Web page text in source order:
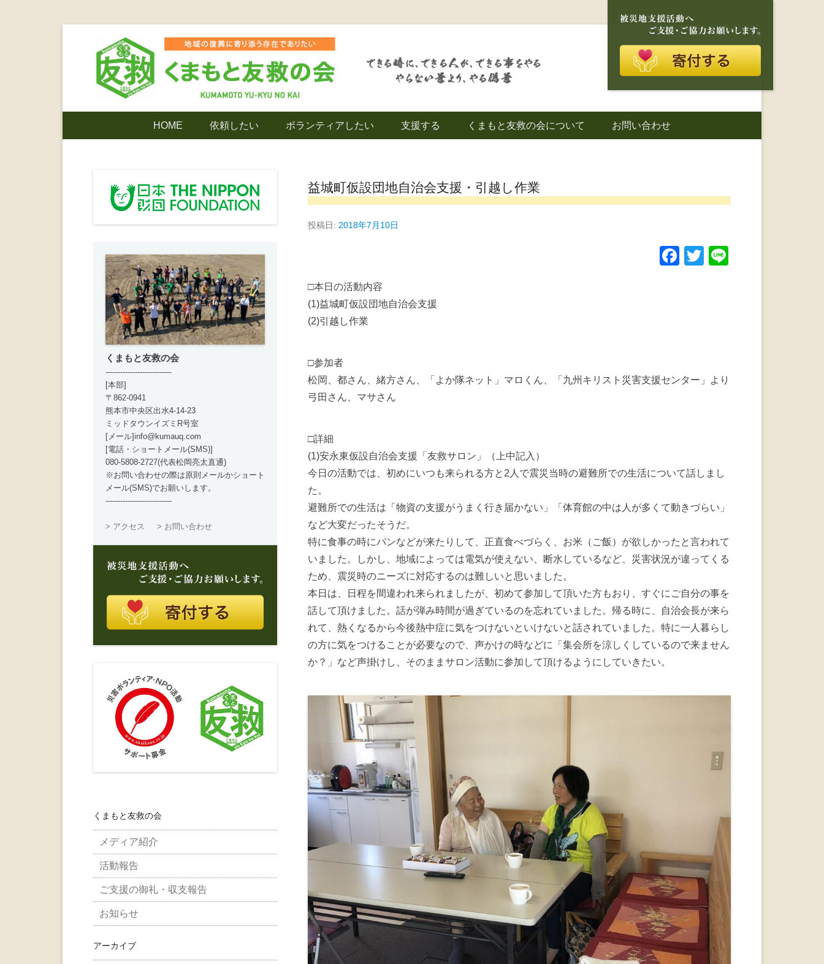
くまもと友救の会｜地域の復興に寄り添う存在
ンティア
HOME 依頼したい ボランティアしたい 支援する くまもと友救の会について お問い合わせ
益城町仮設団地自治会支援・引越し作業
投稿日: 2018年7月10日
F
o
T
□本日の活動内容
(1)益城町仮設団地自治会支援
(2)引越し作業
□参加者
松岡、都さん、緒方さん、「よか隊ネット」マロくん、「九州キリスト災害支援センター」より
弓田さん、マサさん
□詳細
(1)安永東仮設自治会支援「友救サロン」（上中記入）
今日の活動では、初めにいつも来られる方と2人で震災当時の避難所での生活について話しまし
た。
避難所での生活は「物資の支援がうまく行き届かない」「体育館の中は人が多くて動きづらい」
など大変だったそうだ。
特に食事の時にパンなどが来たりして、正直食べづらく、お米（ご飯）が欲しかったと言われて
いました。しかし、地域によっては電気が使えない、断水しているなど、災害状況が違ってくる
ため、震災時のニーズに対応するのは難しいと思いました。
本日は、日程を間違われ来られましたが、初めて参加して頂いた方もおり、すぐにご自分の事を
話して頂けました。話が弾み時間が過ぎているのを忘れていました。帰る時に、自治会長が来ら
れて、熱くなるから今後熱中症に気をつけないといけないと話されていました。特に一人暮らし
の方に気をつけることが必要なので、声かけの時などに「集会所を涼しくしているので来ません
か？」など声掛けし、そのままサロン活動に参加して頂けるようにしていきたい。
くまもと友救の会
---------------------------
[本部]
〒862-0941
熊本市中央区出水4-14-23
ミッドタウンイズミR号室
[メール]info@kumauq.com
[電話・ショートメール(SMS)]
080-5808-2727(代表松岡亮太直通)
※お問い合わせの際は原則メールかショート
メール(SMS)でお願いします。
---------------------------
> アクセス > お問い合わせ
くまもと友救の会
メディア紹介
活動報告
ご支援の御礼・収支報告
お知らせ
アーカイブ